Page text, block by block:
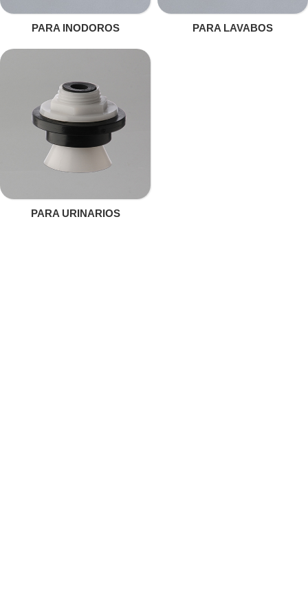
PARA INODOROS PARA LAVABOS
PARA URINARIOS